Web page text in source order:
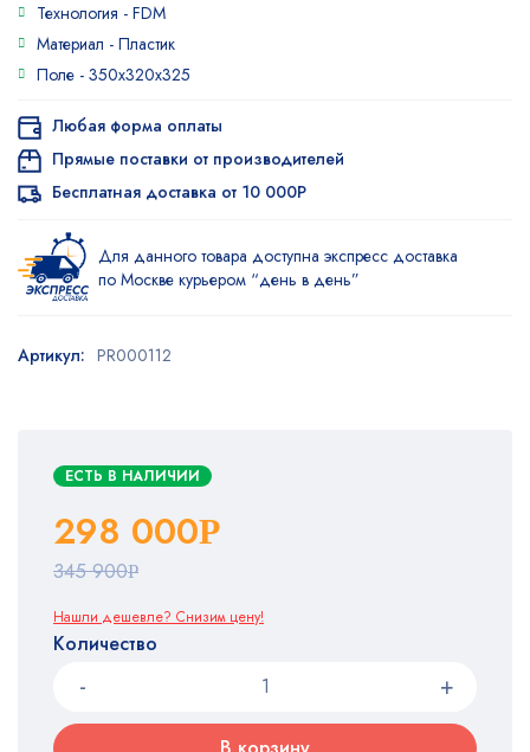
Технология - FDM
Материал - Пластик
Поле - 350х320х325
ЕСТЬ В НАЛИЧИИ
345 900Р
298 000Р
Нашли дешевле? Снизим цену!
Количество
Любая форма оплаты
Прямые поставки от производителей
Бесплатная доставка от 10 000Р
Для данного товара доступна экспресс доставка
по Москве курьером “день в день”
Артикул: PR000112